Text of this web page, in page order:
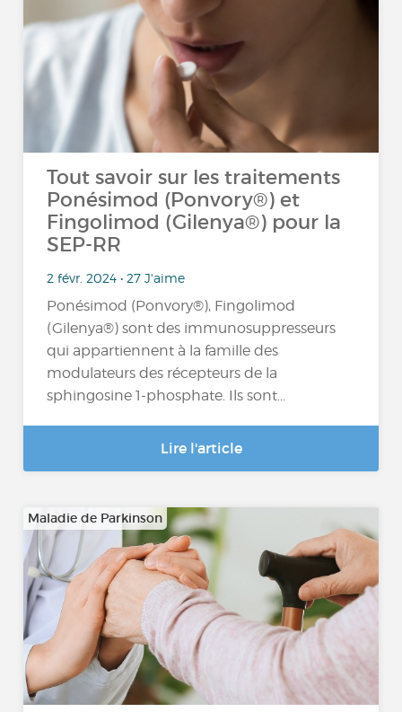
Tout savoir sur les traitements
Ponésimod (Ponvory®) et
Fingolimod (Gilenya®) pour la
SEP-RR
2 févr. 2024 • 27 J'aime
Ponésimod (Ponvory®), Fingolimod
(Gilenya®) sont des immunosuppresseurs
qui appartiennent à la famille des
modulateurs des récepteurs de la
sphingosine 1-phosphate. Ils sont…
Lire l'article
Maladie de Parkinson